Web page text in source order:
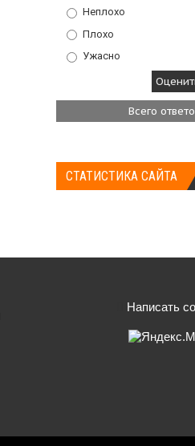
Неплохо
Плохо
Ужасно
Всего
СТАТИСТИКА САЙТА
Написать